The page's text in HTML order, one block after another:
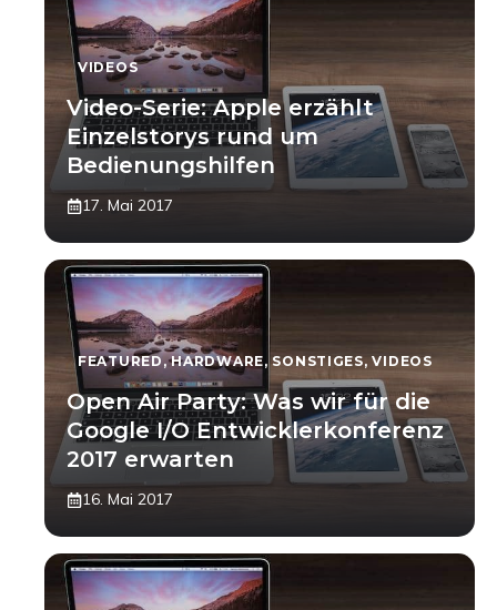
VIDEOS
Video-Serie: Apple erzählt
Einzelstorys rund um
Bedienungshilfen
17. Mai 2017
FEATURED,HARDWARE,SONSTIGES,VIDEOS
Open Air Party: Was wir für die
Google I/O Entwicklerkonferenz
2017 erwarten
16. Mai 2017